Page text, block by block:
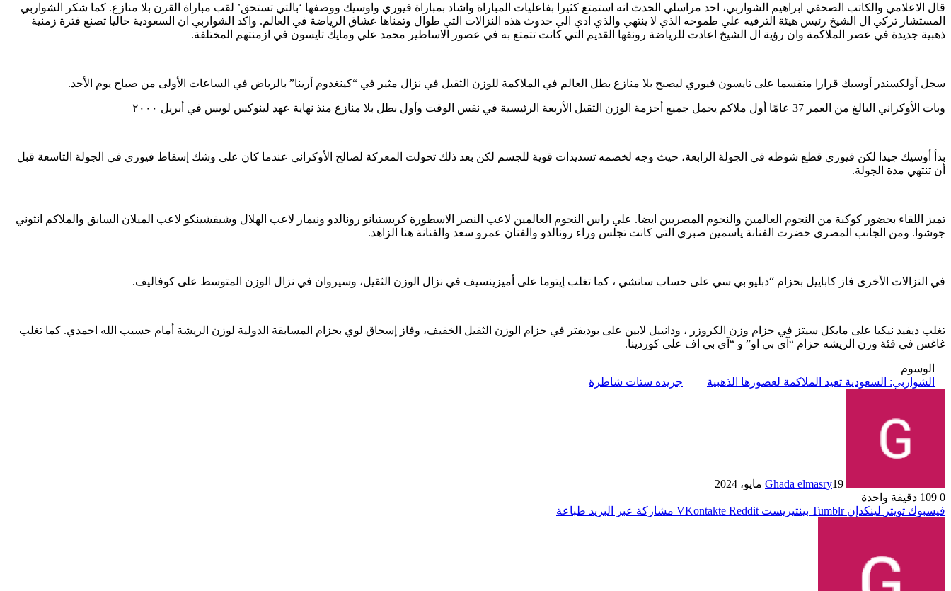
قال الاعلامي والكاتب الصحفي ابراهيم الشواربي، احد مراسلي الحدث انه استمتع كثيرا بفاعليات المباراة واشاد بمباراة فيوري واوسيك ووصفها ‘بالتي تستحق’ لقب مباراة القرن بلا منازع. كما شكر الشواربي
المستشار تركي ال الشيخ رئيس هيئة الترفيه علي طموحه الذي لا ينتهي والذي ادي الي حدوث هذه النزالات التي طوال وتمناها عشاق الرياضة في العالم. واكد الشواربي ان السعودية حاليا تصنع فترة زمنية
ذهبية جديدة في عصر الملاكمة وان رؤية ال الشيخ اعادت للرياضة رونقها القديم التي كانت تتمتع به في عصور الاساطير محمد علي ومايك تايسون في ازمنتهم المختلفة.
سجل أولكسندر أوسيك قرارا منقسما على تايسون فيوري ليصبح بلا منازع بطل العالم في الملاكمة للوزن الثقيل في نزال مثير في “كينغدوم أرينا” بالرياض في الساعات الأولى من صباح يوم الأحد.
وبات الأوكراني البالغ من العمر 37 عامًا أول ملاكم يحمل جميع أحزمة الوزن الثقيل الأربعة الرئيسية في نفس الوقت وأول بطل بلا منازع منذ نهاية عهد لينوكس لويس في أبريل ٢٠٠٠
بدأ أوسيك جيدا لكن فيوري قطع شوطه في الجولة الرابعة، حيث وجه لخصمه تسديدات قوية للجسم لكن بعد ذلك تحولت المعركة لصالح الأوكراني عندما كان على وشك إسقاط فيوري في الجولة التاسعة قبل
أن تنتهي مدة الجولة.
تميز اللقاء بحضور كوكبة من النجوم العالمين والنجوم المصريين ايضا. علي راس النجوم العالمين لاعب النصر الاسطورة كريستيانو رونالدو ونيمار لاعب الهلال وشيفشينكو لاعب الميلان السابق والملاكم انثوني
جوشوا. ومن الجانب المصري حضرت الفنانة ياسمين صبري التي كانت تجلس وراء رونالدو والفنان عمرو سعد والفنانة هنا الزاهد.
في النزالات الأخرى فاز كاباييل بحزام “دبليو بي سي على حساب سانشي ، كما تغلب إيتوما على أميزينسيف في نزال الوزن الثقيل، وسيروان في نزال الوزن المتوسط على كوفاليف.
تغلب ديفيد نيكيا على مايكل سيتز في حزام وزن الكروزر ، ودانييل لابين على بوديفتر في حزام الوزن الثقيل الخفيف، وفاز إسحاق لوي بحزام المسابقة الدولية لوزن الريشة أمام حسيب الله احمدي. كما تغلب
غاغس في فئة وزن الريشه حزام “آي بي او” و “آي بي اف على كوردينا.
الوسوم
الشواربي: السعودية تعيد الملاكمة لعصورها الذهبية
جريده ستات شاطرة
Ghada elmasry19 مايو، 2024
0
دقيقة واحدة
فيسبوك تويتر لينكدإن بينتيريست مشاركة عبر البريد طباعة